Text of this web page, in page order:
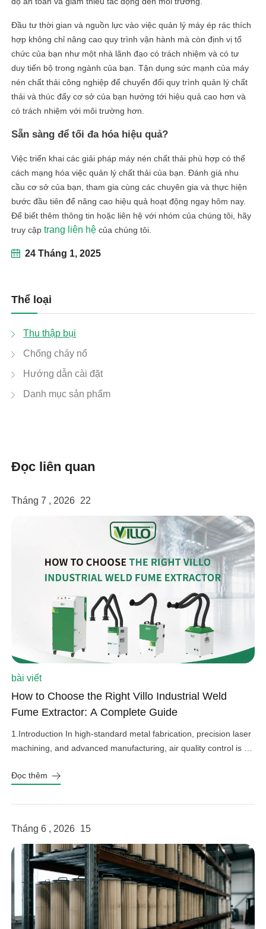
24 Tháng 1, 2025
Thể loại
Thu thập bụi
Chống cháy nổ
Hướng dẫn cài đặt
Danh mục sản phẩm
Đầu tư thời gian và nguồn lực vào việc quản lý máy ép rác thích
hợp không chỉ nâng cao quy trình vận hành mà còn định vị tổ
chức của bạn như một nhà lãnh đạo có trách nhiệm và có tư
duy tiến bộ trong ngành của bạn. Tận dụng sức mạnh của máy
nén chất thải công nghiệp để chuyển đổi quy trình quản lý chất
thải và thúc đẩy cơ sở của bạn hướng tới hiệu quả cao hơn và
có trách nhiệm với môi trường hơn.
Sẵn sàng để tối đa hóa hiệu quả?
Việc triển khai các giải pháp máy nén chất thải phù hợp có thể
cách mạng hóa việc quản lý chất thải của bạn. Đánh giá nhu
cầu cơ sở của bạn, tham gia cùng các chuyên gia và thực hiện
bước đầu tiên để nâng cao hiệu quả hoạt động ngay hôm nay.
Để biết thêm thông tin hoặc liên hệ với nhóm của chúng tôi, hãy
truy cậptrang liên hệ của chúng tôi.
Đọc liên quan
Tháng 7 , 2026 22
bài viết
How to Choose the Right Villo Industrial Weld
Fume Extractor: A Complete Guide
1.Introduction In high-standard metal fabrication, precision laser
machining, and advanced manufacturing, air quality control is an
equipment protection. Hazardous welding fumes, fine grinding
sensitive factory equipment, and impact product quality if not
Đọc thêm
Tháng 6 , 2026 15